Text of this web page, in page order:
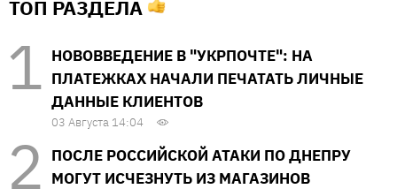
ТОП РАЗДЕЛА
НОВОВВЕДЕНИЕ В "УКРПОЧТЕ": НА
ПЛАТЕЖКАХ НАЧАЛИ ПЕЧАТАТЬ ЛИЧНЫЕ
ДАННЫЕ КЛИЕНТОВ
03 Августа 14:04
ПОСЛЕ РОССИЙСКОЙ АТАКИ ПО ДНЕПРУ
МОГУТ ИСЧЕЗНУТЬ ИЗ МАГАЗИНОВ